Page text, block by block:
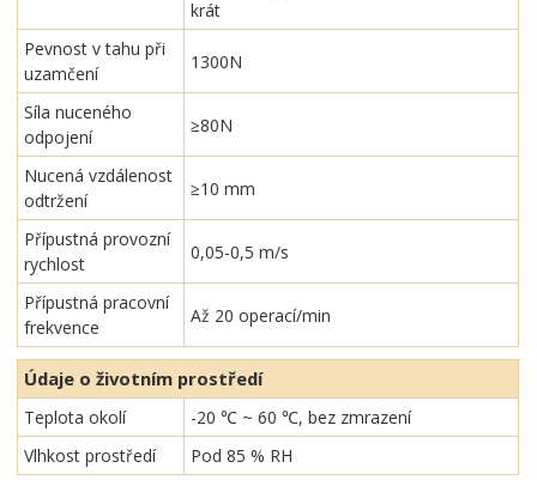
krát
Pevnost v tahu při
uzamčení
1300N
Síla nuceného
odpojení
≥80N
Nucená vzdálenost
odtržení
≥10 mm
Přípustná provozní
rychlost
0,05-0,5 m/s
Přípustná pracovní
frekvence
Až 20 operací/min
Údaje o životním prostředí
Teplota okolí
-20 ℃ ~ 60 ℃, bez zmrazení
Vlhkost prostředí
Pod 85 % RH